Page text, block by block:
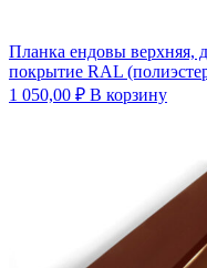
Планка ендовы верхняя,
покрытие RAL
1 050,00 ₽ В корзину